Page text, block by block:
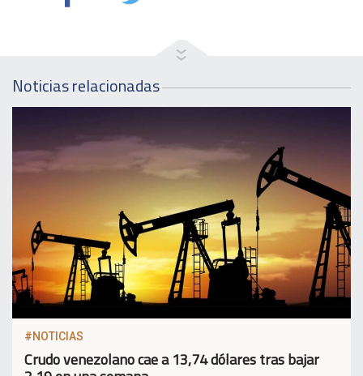
Noticias relacionadas
#NOTICIAS
Crudo venezolano cae a 13,74 dólares tras bajar